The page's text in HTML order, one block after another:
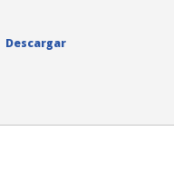
Descargar